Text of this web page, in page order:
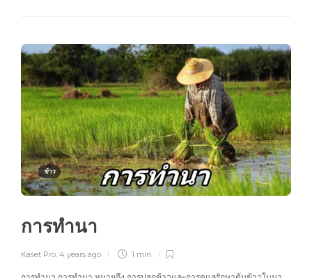
ข้าว
การทำนา
Kaset Pro, 4 years ago 1 min